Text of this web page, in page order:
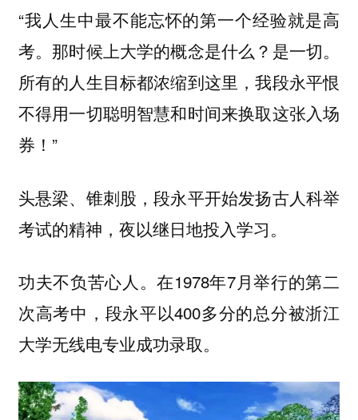
“我人生中最不能忘怀的第一个经验就是高
考。那时候上大学的概念是什么？是一切。
所有的人生目标都浓缩到这里，我段永平恨
不得用一切聪明智慧和时间来换取这张入场
券！”
头悬梁、锥刺股，段永平开始发扬古人科举
考试的精神，夜以继日地投入学习。
功夫不负苦心人。在1978年7月举行的第二
次高考中，段永平以400多分的总分被浙江
大学无线电专业成功录取。